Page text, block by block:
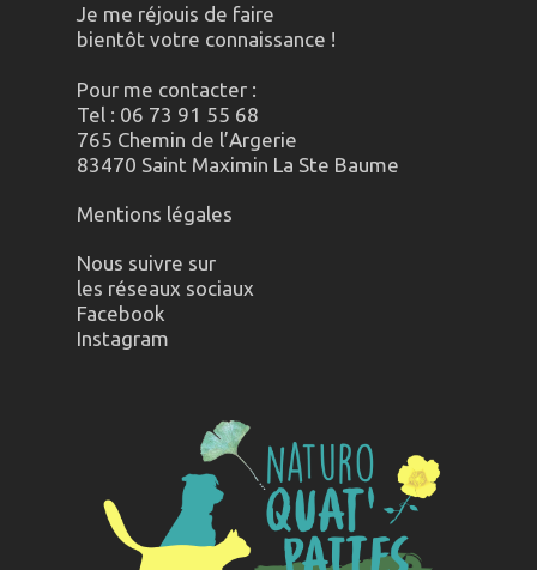
Je me réjouis de faire
bientôt votre connaissance !
Pour me contacter :
Tel : 06 73 91 55 68
765 Chemin de l’Argerie
83470 Saint Maximin La Ste Baume
Mentions légales
Nous suivre sur
les réseaux sociaux
Facebook
Instagram